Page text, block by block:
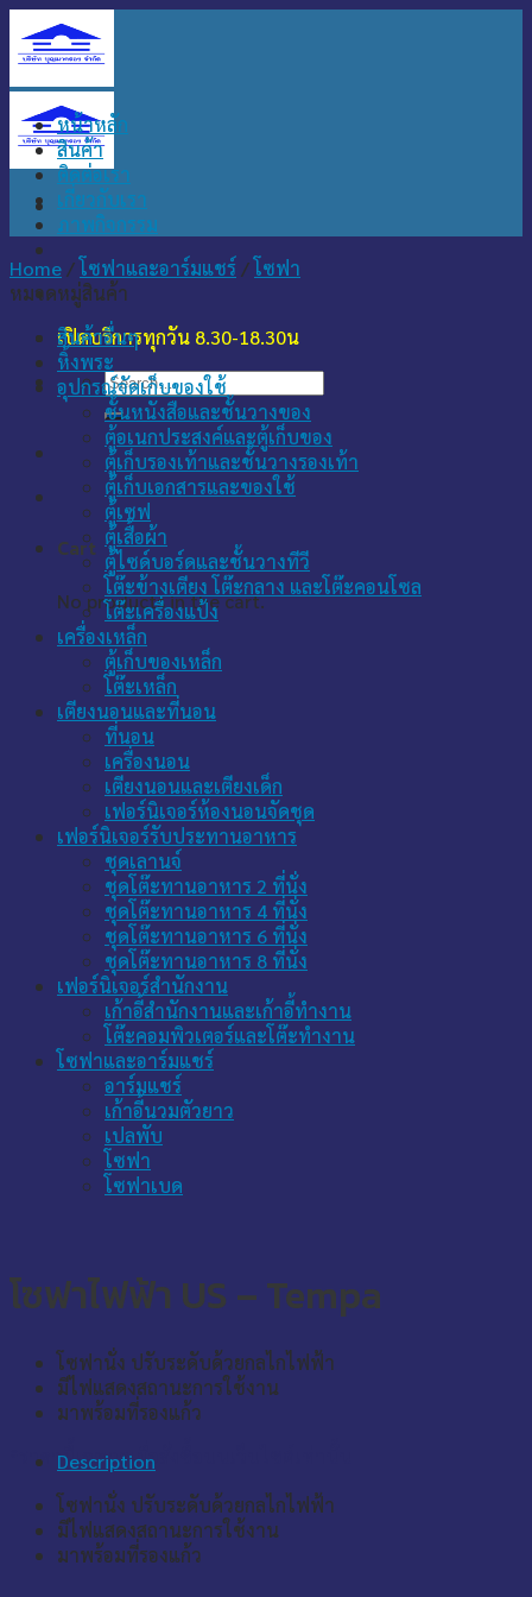
to
content
เปิดบริการทุกวัน 8.30-18.30น
Search
for:
Cart
No products in the cart.
หน้าหลัก
สินค้า
ติดต่อเรา
เกี่ยวกับเรา
ภาพกิจกรรม
Home /โซฟาและอาร์มแชร์ /โซฟา
หมวดหมู่สินค้า
สินค้าอื่นๆ
หิ้งพระ
อุปกรณ์จัดเก็บของใช้
ชั้นหนังสือและชั้นวางของ
ตู้อเนกประสงค์และตู้เก็บของ
ตู้เก็บรองเท้าและชั้นวางรองเท้า
ตู้เก็บเอกสารและของใช้
ตู้เซฟ
ตู้เสื้อผ้า
ตู้ไซด์บอร์ดและชั้นวางทีวี
โต๊ะข้างเตียง โต๊ะกลาง และโต๊ะคอนโซล
โต๊ะเครื่องแป้ง
เครื่องเหล็ก
ตู้เก็บของเหล็ก
โต๊ะเหล็ก
เตียงนอนและที่นอน
ที่นอน
เครื่องนอน
เตียงนอนและเตียงเด็ก
เฟอร์นิเจอร์ห้องนอนจัดชุด
เฟอร์นิเจอร์รับประทานอาหาร
ชุดเลานจ์
ชุดโต๊ะทานอาหาร 2 ที่นั่ง
ชุดโต๊ะทานอาหาร 4 ที่นั่ง
ชุดโต๊ะทานอาหาร 6 ที่นั่ง
ชุดโต๊ะทานอาหาร 8 ที่นั่ง
เฟอร์นิเจอร์สำนักงาน
เก้าอี้สำนักงานและเก้าอี้ทำงาน
โต๊ะคอมพิวเตอร์และโต๊ะทำงาน
โซฟาและอาร์มแชร์
อาร์มแชร์
เก้าอี้นวมตัวยาว
เปลพับ
โซฟา
โซฟาเบด
โซฟาไฟฟ้า US – Tempa
โซฟานั่ง ปรับระดับด้วยกลไกไฟฟ้า
มีไฟแสดงสถานะการใช้งาน
มาพร้อมที่รองแก้ว
*ราคานี้เฉพาะเมื่อสั่งซื้อบนเว็บไซต์เท่านั้น
Description
โซฟานั่ง ปรับระดับด้วยกลไกไฟฟ้า
มีไฟแสดงสถานะการใช้งาน
มาพร้อมที่รองแก้ว